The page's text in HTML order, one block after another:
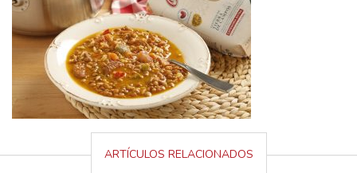
ARTÍCULOS RELACIONADOS